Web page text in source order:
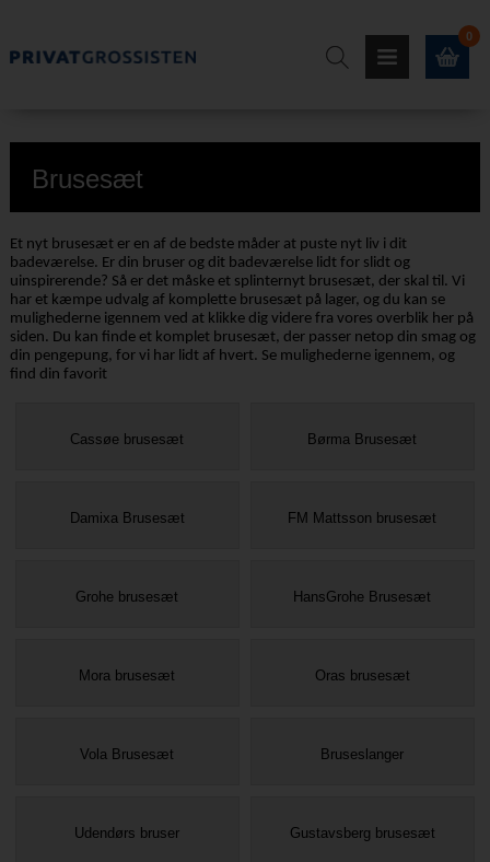
0
Brusesæt
Et nyt brusesæt er en af de bedste måder at puste nyt liv i dit
badeværelse. Er din bruser og dit badeværelse lidt for slidt og
uinspirerende? Så er det måske et splinternyt brusesæt, der skal til. Vi
har et kæmpe udvalg af komplette brusesæt på lager, og du kan se
mulighederne igennem ved at klikke dig videre fra vores overblik her på
siden. Du kan finde et komplet brusesæt, der passer netop din smag og
din pengepung, for vi har lidt af hvert. Se mulighederne igennem, og
find din favorit
Cassøe brusesæt Børma Brusesæt
Damixa Brusesæt FM Mattsson brusesæt
Grohe brusesæt HansGrohe Brusesæt
Mora brusesæt Oras brusesæt
Vola Brusesæt Bruseslanger
Udendørs bruser Gustavsberg brusesæt